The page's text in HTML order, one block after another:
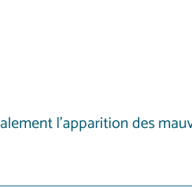
l’apparition des